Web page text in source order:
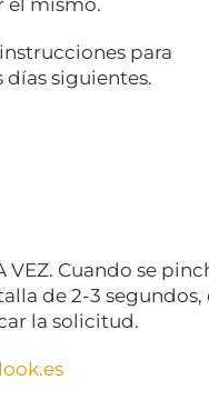
para
días siguientes.
VEZ. Cuando se
de 2-3 segundos,
la solicitud.